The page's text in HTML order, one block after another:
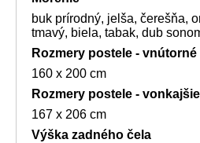
buk prírodný, jelša, čerešňa,
tmavý, biela, tabak, dub
Rozmery postele - vnútorné
160 x 200 cm
Rozmery postele - vonkajšie
167 x 206 cm
Výška zadného čela